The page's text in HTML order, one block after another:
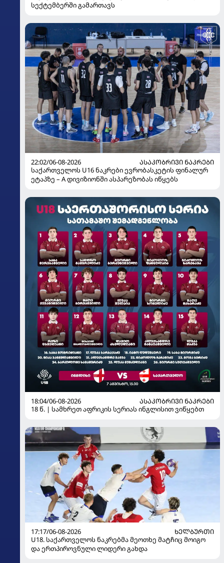
სექტემბერში გამართავს
22:02/06-08-2026
ᲐᲡᲐᲙᲝᲑᲠᲘᲕᲘ ᲜᲐᲙᲠᲔᲑᲘ
საქართველოს U16 ნაკრები ევრობასკეტის ფინალურ
ეტაპზე – A დივიზიონში ასპარეზობას იწყებს
18:04/06-08-2026
ᲐᲡᲐᲙᲝᲑᲠᲘᲕᲘ ᲜᲐᲙᲠᲔᲑᲘ
18 წ. | სამხრეთ აფრიკის სერიას ინგლისით ვიწყებთ
17:17/06-08-2026
ᲮᲔᲚᲑᲣᲠᲗᲘ
U18. საქართველოს ნაკრებმა მეოთხე მატჩიც მოიგო
და ერთპიროვნული ლიდერი გახდა